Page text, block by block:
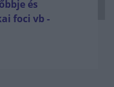
és
foci vb -